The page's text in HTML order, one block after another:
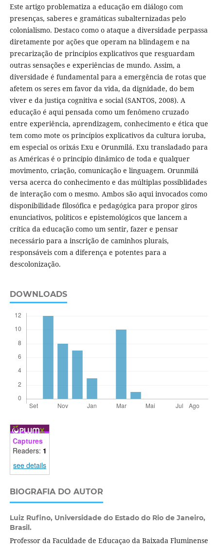
Este artigo problematiza a educação em diálogo com
presenças, saberes e gramáticas subalternizadas pelo
colonialismo. Destaco como o ataque a diversidade perpassa
diretamente por ações que operam na blindagem e na
precarização de princípios explicativos que resguardam
outras sensações e experiências de mundo. Assim, a
diversidade é fundamental para a emergência de rotas que
afetem os seres em favor da vida, da dignidade, do bem
viver e da justiça cognitiva e social (SANTOS, 2008). A
educação é aqui pensada como um fenômeno cruzado
entre experiência, aprendizagem, conhecimento e ética que
tem como mote os princípios explicativos da cultura ioruba,
em especial os orixás Exu e Orunmilá. Exu transladado para
as Américas é o princípio dinâmico de toda e qualquer
movimento, criação, comunicação e linguagem. Orunmilá
versa acerca do conhecimento e das múltiplas possiblidades
de interação com o mesmo. Ambos são aqui invocados como
disponibilidade filosófica e pedagógica para propor giros
enunciativos, políticos e epistemológicos que lancem a
crítica da educação como um sentir, fazer e pensar
necessário para a inscrição de caminhos plurais,
responsáveis com a diferença e potentes para a
descolonização.
DOWNLOADS
Captures
Readers: 1
see details
BIOGRAFIA DO AUTOR
Luiz Rufino, Universidade do Estado do Rio de Janeiro,
Brasil.
Professor da Faculdade de Educaçao da Baixada Fluminense